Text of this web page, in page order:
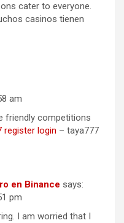
cater to everyone.
casinos tienen
am
friendly competitions
register login – taya777
en Binance says:
pm
I am worried that I